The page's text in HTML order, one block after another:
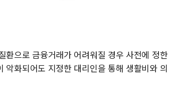
환으로 금융거래가 어려워질 경우 사전에 정한
악화되어도 지정한 대리인을 통해 생활비와 의